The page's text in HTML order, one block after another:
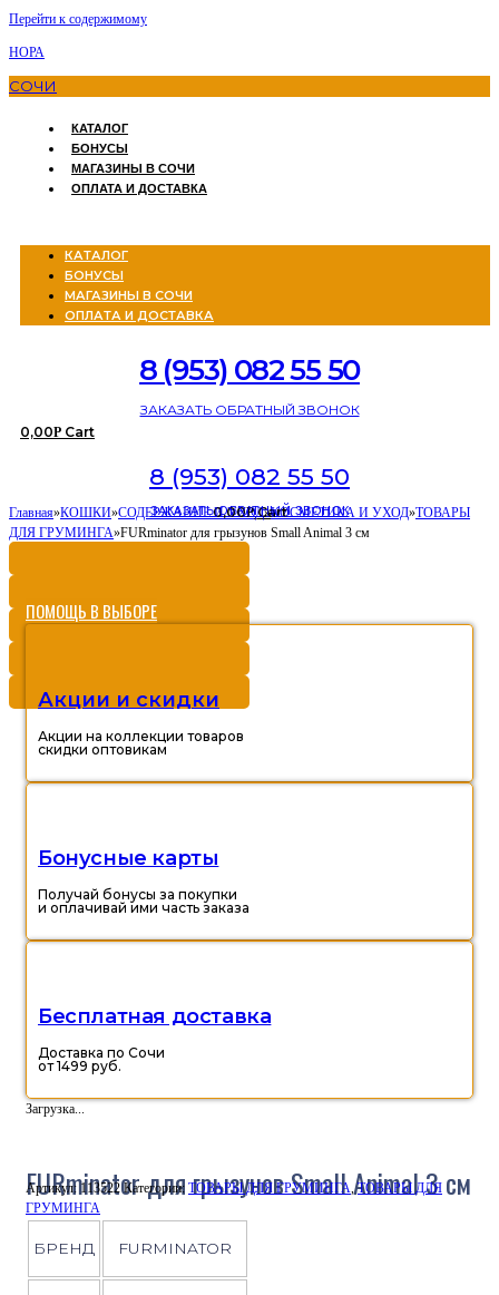
Перейти к содержимому
НОРА
СОЧИ
КАТАЛОГ
БОНУСЫ
МАГАЗИНЫ В СОЧИ
ОПЛАТА И ДОСТАВКА
КАТАЛОГ
БОНУСЫ
МАГАЗИНЫ В СОЧИ
ОПЛАТА И ДОСТАВКА
8 (953) 082 55 50
ЗАКАЗАТЬ ОБРАТНЫЙ ЗВОНОК
0,00Р Cart
8 (953) 082 55 50
ЗАКАЗАТЬ ОБРАТНЫЙ ЗВОНОК
0,00Р Cart
Главная»КОШКИ»СОДЕРЖАНИЕ И УХОД»КОСМЕТИКА И УХОД»ТОВАРЫ
ДЛЯ ГРУМИНГА»FURminator для грызунов Small Animal 3 см
ПОМОЩЬ В ВЫБОРЕ
Акции и скидки
Акции на коллекции товаров
скидки оптовикам
Бонусные карты
Получай бонусы за покупки
и оплачивай ими часть заказа
Бесплатная доставка
Доставка по Сочи
от 1499 руб.
Загрузка...
FURminator для грызунов Small Animal 3 см
Артикул:113522 Категории: ТОВАРЫ ДЛЯ ГРУМИНГА,ТОВАРЫ ДЛЯ
ГРУМИНГА
БРЕНД FURMINATOR